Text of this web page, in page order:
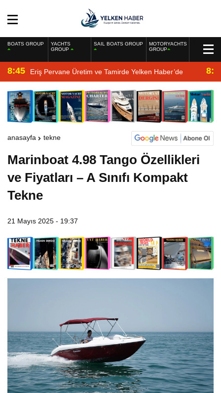
BOATS GROUP
YACHTS
GROUP
SAIL BOATS GROUP
MOTORYACHTS
GROUP
8:45 Eriş Pervane Üretim ve Tamirde Yelken Haber’de
anasayfa tekne
Marinboat 4.98 Tango Özellikleri
ve Fiyatları – A Sınıfı Kompakt
Tekne
21 Mayıs 2025 - 19:37